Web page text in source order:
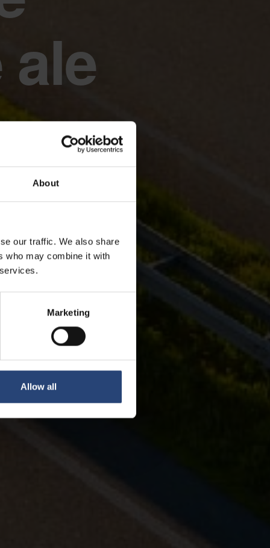
About
our traffic. We also share
who may combine it with
Marketing
Allow all